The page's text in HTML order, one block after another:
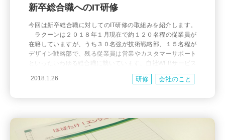
新卒総合職へのIT研修
今回は新卒総合職に対してのIT研修の取組みを紹介します。
ラクーンは２０１８年１月現在で約１２０名程の従業員が
在籍していますが、うち３０名強が技術戦略部、１５名程が
デザイン戦略部で、残る従業員は営業やカスタマーサポート
といったいわゆる総合職に就いています。自社WEBサービス
を事業の基盤としている企業ですから、当然そういった総合
職のメンバーもシステムに何かしかの形で携わることになり
2018.1.26 会社のこと
研修